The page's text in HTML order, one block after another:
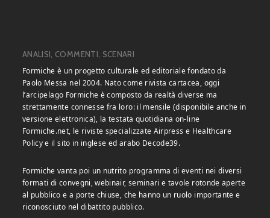
ANALISI, COMMENTI, SCENARI
Formiche è un progetto culturale ed editoriale fondato da
Paolo Messa nel 2004. Nato come rivista cartacea, oggi
l’arcipelago Formiche è composto da realtà diverse ma
strettamente connesse fra loro: il mensile (disponibile anche in
versione elettronica), la testata quotidiana on-line
Formiche.net, le riviste specializzate Airpress e Healthcare
Policy e il sito in inglese ed arabo Decode39.
Formiche vanta poi un nutrito programma di eventi nei diversi
formati di convegni, webinair, seminari e tavole rotonde aperte
al pubblico e a porte chiuse, che hanno un ruolo importante e
riconosciuto nel dibattito pubblico.